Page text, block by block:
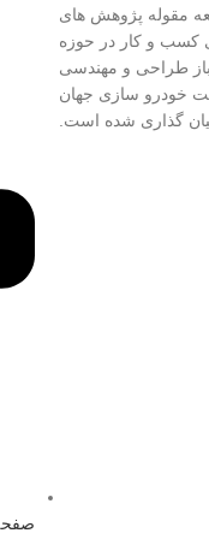
مقوله پژوهش های
کسب و کار در حوزه
طراحی و مهندسی
خودرو سازی جهان
گذاری شده است.